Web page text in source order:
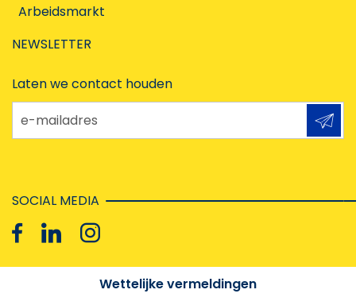
Arbeidsmarkt
NEWSLETTER
Laten we contact houden
e-mailadres
SOCIAL MEDIA
Wettelijke vermeldingen